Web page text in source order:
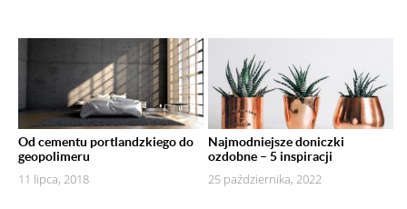
Od cementu portlandzkiego do
geopolimeru
11 lipca, 2018
Najmodniejsze doniczki
ozdobne – 5 inspiracji
25 października, 2022